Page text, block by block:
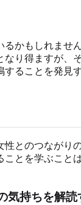
かもしれま
り得ますが
ることを発
とのつなが
とを学ぶこ
気持ちを解読